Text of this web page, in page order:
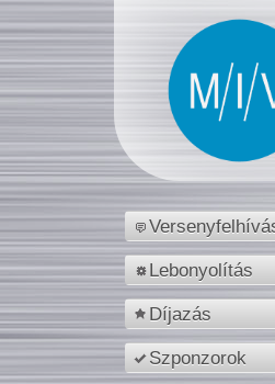
Lebonyolítás
Díjazás
Szponzorok